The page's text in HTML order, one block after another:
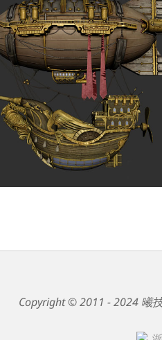
Copyright © 2011 - 2024 曦